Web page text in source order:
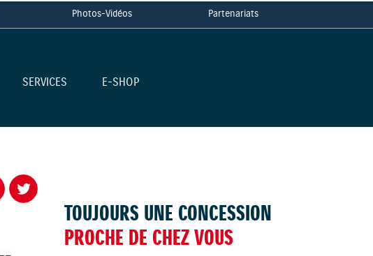
Photos-Vidéos Partenariats
SERVICES E-SHOP
TOUJOURS UNE CONCESSION
PROCHE DE CHEZ VOUS